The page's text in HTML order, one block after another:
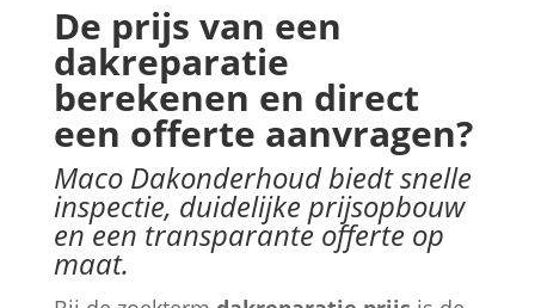
De prijs van een
dakreparatie
berekenen en direct
een offerte aanvragen?
Maco Dakonderhoud biedt snelle
inspectie, duidelijke prijsopbouw
en een transparante offerte op
maat.